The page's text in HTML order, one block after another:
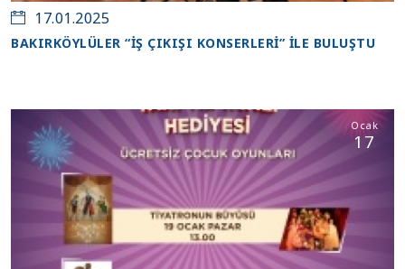
17.01.2025
BAKIRKÖYLÜLER “İŞ ÇIKIŞI KONSERLERİ” İLE BULUŞTU
Ocak
17